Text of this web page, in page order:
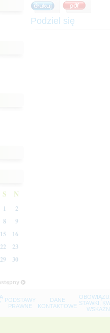
S N
1 2
8 9
15 16
22 23
29 30
Podziel się
PODSTAWY
PRAWNE
DANE
KONTAKTOWE STAWKI,